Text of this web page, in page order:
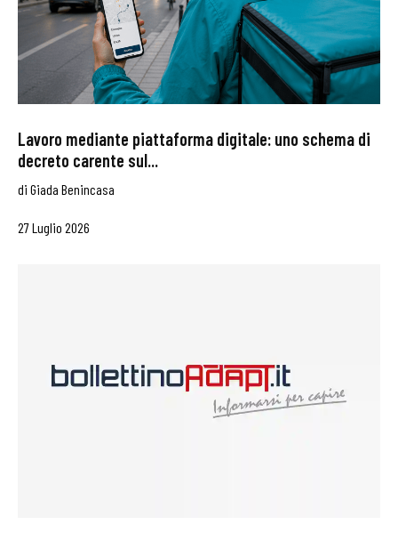
Lavoro mediante piattaforma digitale: uno schema di
decreto carente sul...
di Giada Benincasa
27 Luglio 2026